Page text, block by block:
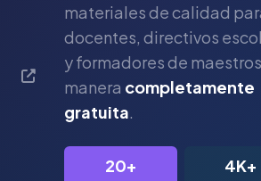
materiales de calidad
docentes, directivos
y formadores de
manera completamente
gratuita.
20+ 4K+